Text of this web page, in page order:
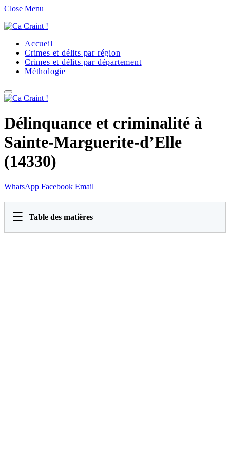
Close Menu
Accueil
Crimes et délits par région
Crimes et délits par département
Méthologie
Délinquance et criminalité à
Sainte-Marguerite-d’Elle
(14330)
WhatsApp Facebook Email
☰ Table des matières